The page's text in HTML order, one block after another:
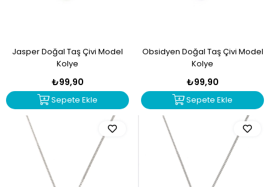
Jasper Doğal Taş Çivi Model
Kolye
₺99,90
Sepete Ekle
Obsidyen Doğal Taş Çivi Model
Kolye
₺99,90
Sepete Ekle